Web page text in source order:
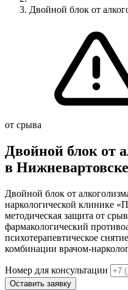
Двойной блок от
от срыва
Двойной блок от
в Нижневартовске
Двойной блок от
наркологической клинике
методическая защита от
фармакологический
психотерапевтическое
комбинации врачом-
Номер для консультации
Оставить заявку